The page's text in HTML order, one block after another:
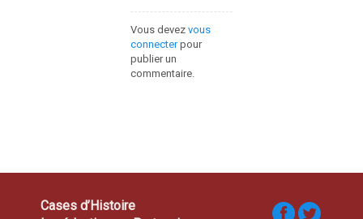
Vous devez vous
connecterpour
publier un
commentaire.
Cases d’Histoire